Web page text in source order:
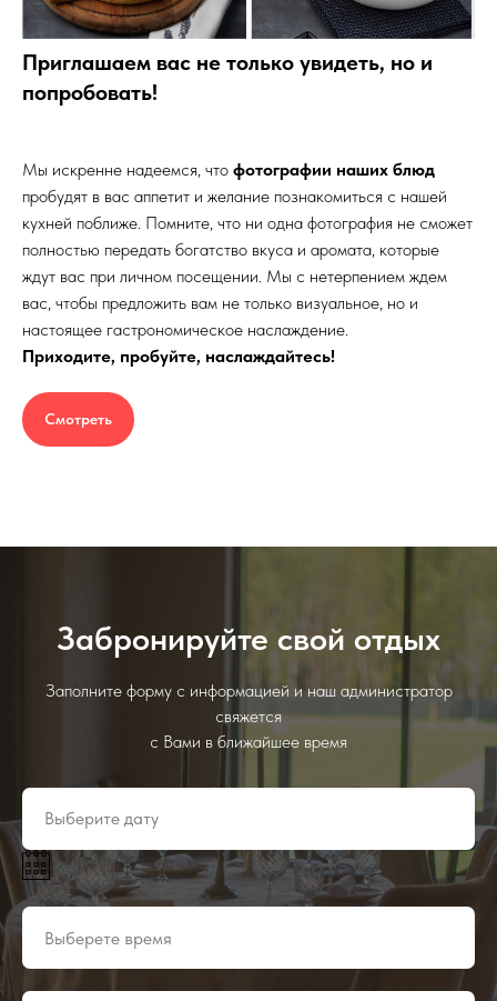
Приглашаем вас не только увидеть, но и
попробовать!
Мы искренне надеемся, что фотографии наших блюд
пробудят в вас аппетит и желание познакомиться с нашей
кухней поближе. Помните, что ни одна фотография не сможет
полностью передать богатство вкуса и аромата, которые
ждут вас при личном посещении. Мы с нетерпением ждем
вас, чтобы предложить вам не только визуальное, но и
настоящее гастрономическое наслаждение.
Приходите, пробуйте, наслаждайтесь!
Смотреть
Забронируйте свой отдых
Заполните форму с информацией и наш администратор
свяжется
с Вами в ближайшее время